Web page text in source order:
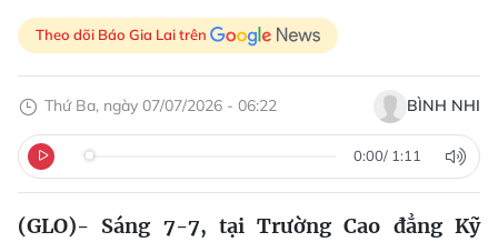
Theo dõi Báo Gia Lai trên
Thứ Ba, ngày 07/07/2026 - 06:22 BÌNH NHI
0:00/ 1:11
(GLO)- Sáng 7-7, tại Trường Cao đẳng Kỹ